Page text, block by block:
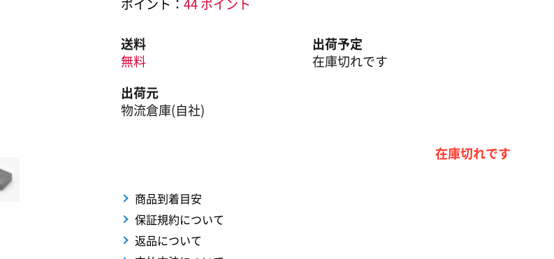
ポイント： 44 ポイント
送料
無料
出荷予定
在庫切れです
出荷元
物流倉庫(自社)
在庫切れです
商品到着目安
保証規約について
返品について